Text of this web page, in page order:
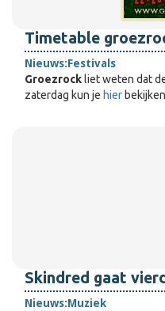
Timetable
Nieuws:Festivals
Groezrock liet weten dat
zaterdag kun je hier
Skindred gaat
Nieuws:Muziek